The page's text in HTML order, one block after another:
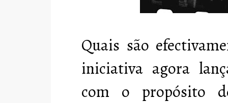
Quais são
iniciativa agora
com o propósito